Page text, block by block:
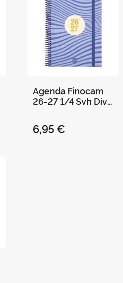
Agenda Finocam
26-27 1/4 Svh Diva
6,95 €